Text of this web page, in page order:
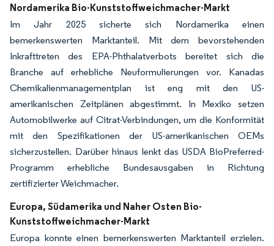
Nordamerika Bio-Kunststoffweichmacher-Markt
Im Jahr 2025 sicherte sich Nordamerika einen
bemerkenswerten Marktanteil. Mit dem bevorstehenden
Inkrafttreten des EPA-Phthalatverbots bereitet sich die
Branche auf erhebliche Neuformulierungen vor. Kanadas
Chemikalienmanagementplan ist eng mit den US-
amerikanischen Zeitplänen abgestimmt. In Mexiko setzen
Automobilwerke auf Citrat-Verbindungen, um die Konformität
mit den Spezifikationen der US-amerikanischen OEMs
sicherzustellen. Darüber hinaus lenkt das USDA BioPreferred-
Programm erhebliche Bundesausgaben in Richtung
zertifizierter Weichmacher.
Europa, Südamerika und Naher Osten Bio-
Kunststoffweichmacher-Markt
Europa konnte einen bemerkenswerten Marktanteil erzielen.